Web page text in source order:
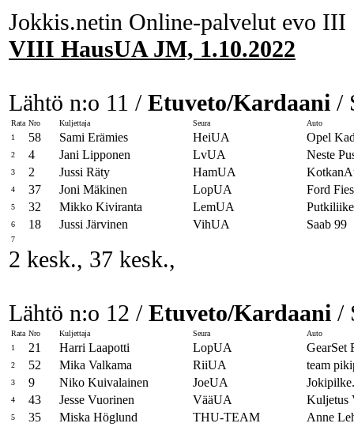
Jokkis.netin Online-palvelut evo III
VIII HausUA JM, 1.10.2022
Lähtö n:o 11 / Etuveto/Kardaani /
Rata Nro Kuljettaja Seura
Auto
1
58 Sami Erämies HeiUA Opel
2 4 Jani Lipponen LvUA Neste
3 2 Jussi Räty HamUA
4 37 Joni Mäkinen LopUA Ford
5 32 Mikko Kiviranta LemUA
6 18 Jussi Järvinen VihUA Saab 99
7
2 kesk., 37 kesk.,
Lähtö n:o 12 / Etuveto/Kardaani /
Rata Nro Kuljettaja Seura
Auto
1
21 Harri Laapotti LopUA GearSet
2 52 Mika Valkama RiiUA team
3 9 Niko Kuivalainen JoeUA
4 43 Jesse Vuorinen VääUA Kuljetus
5 35 Miska Höglund THU-TEAM Anne